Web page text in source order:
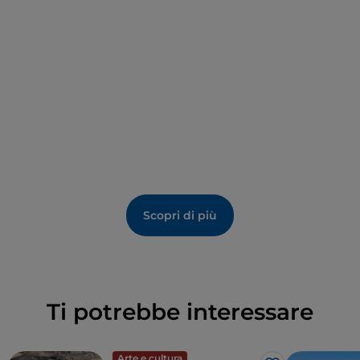
Scopri di più
Ti potrebbe interessare